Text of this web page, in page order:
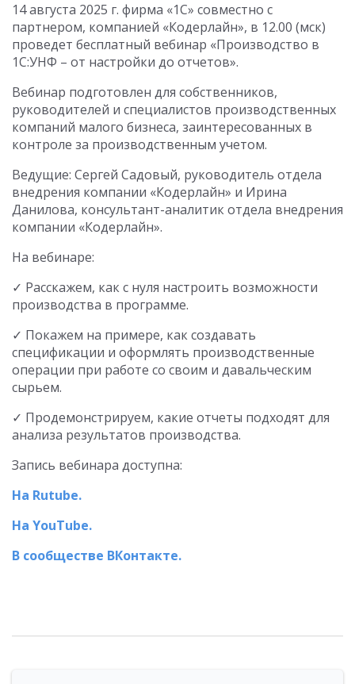
14 августа 2025 г. фирма «1С» совместно с
партнером, компанией «Кодерлайн», в 12.00 (мск)
проведет бесплатный вебинар «Производство в
1С:УНФ – от настройки до отчетов».
Вебинар подготовлен для собственников,
руководителей и специалистов производственных
компаний малого бизнеса, заинтересованных в
контроле за производственным учетом.
Ведущие: Сергей Садовый, руководитель отдела
внедрения компании «Кодерлайн» и Ирина
Данилова, консультант-аналитик отдела внедрения
компании «Кодерлайн».
На вебинаре:
✓ Расскажем, как с нуля настроить возможности
производства в программе.
✓ Покажем на примере, как создавать
спецификации и оформлять производственные
операции при работе со своим и давальческим
сырьем.
✓ Продемонстрируем, какие отчеты подходят для
анализа результатов производства.
Запись вебинара доступна:
На Rutube.
На YouTube.
В сообществе ВКонтакте.